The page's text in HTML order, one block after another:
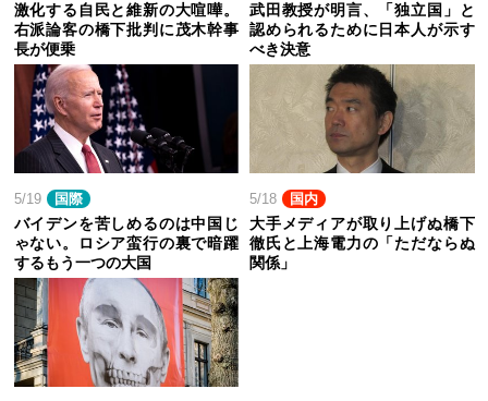
激化する自民と維新の大喧嘩。
右派論客の橋下批判に茂木幹事
長が便乗
武田教授が明言、「独立国」と
認められるために日本人が示す
べき決意
5/19 国際
バイデンを苦しめるのは中国じ
ゃない。ロシア蛮行の裏で暗躍
するもう一つの大国
5/18 国内
大手メディアが取り上げぬ橋下
徹氏と上海電力の「ただならぬ
関係」